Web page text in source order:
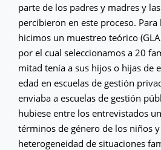
parte de los padres y madres y
percibieron en este proceso. Para
hicimos un muestreo teórico
por el cual seleccionamos a 20
mitad tenía a sus hijos o hijas de
edad en escuelas de gestión
enviaba a escuelas de gestión
hubiese entre los entrevistados
términos de género de los niños
heterogeneidad de situaciones